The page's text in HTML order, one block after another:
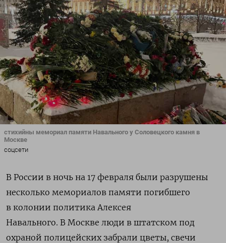
стихийны мемориал памяти Навального у Соловецкого камня в
Москве
соцсети
В России в ночь на 17 февраля были разрушены
несколько мемориалов памяти погибшего
в колонии политика Алексея
Навального. В Москве люди в штатском под
охраной полицейских забрали цветы, свечи